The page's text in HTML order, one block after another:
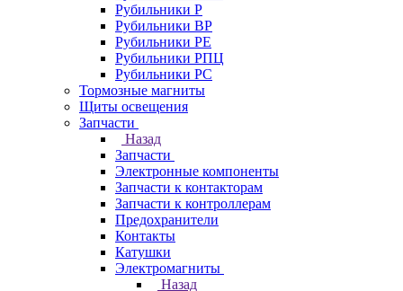
Рубильники Р
Рубильники ВР
Рубильники РЕ
Рубильники РПЦ
Рубильники РС
Тормозные магниты
Щиты освещения
Запчасти
Назад
Запчасти
Электронные компоненты
Запчасти к контакторам
Запчасти к контроллерам
Предохранители
Контакты
Катушки
Электромагниты
Назад